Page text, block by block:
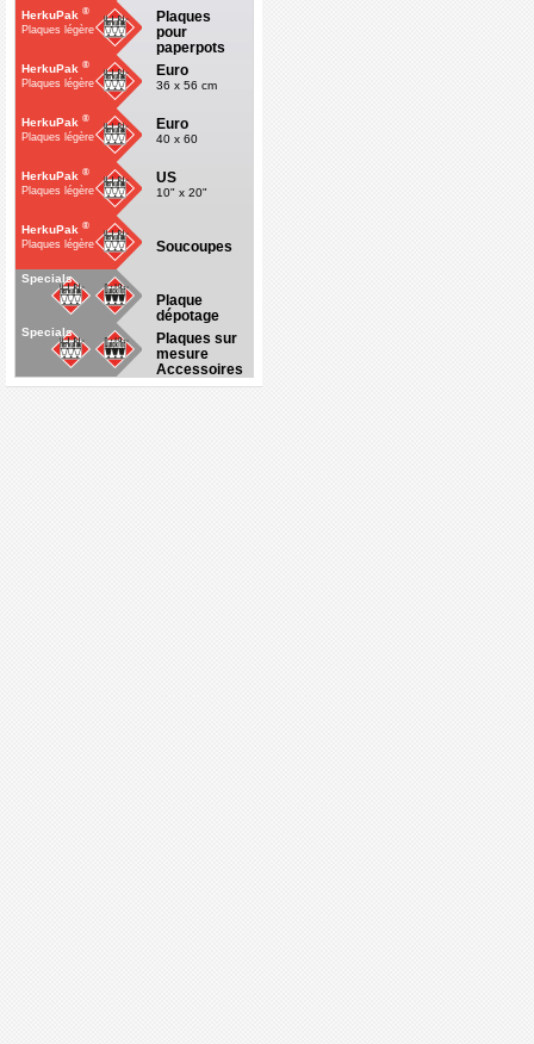
HerkuPak ®
Plaques légère
Plaques
pour
paperpots
HerkuPak ®
Plaques légère
Euro
36 x 56 cm
HerkuPak ®
Plaques légère
Euro
40 x 60
HerkuPak ®
Plaques légère
US
10" x 20"
HerkuPak ®
Plaques légère
Soucoupes
Specials
Plaque
dépotage
Specials
Plaques sur
mesure
Accessoires